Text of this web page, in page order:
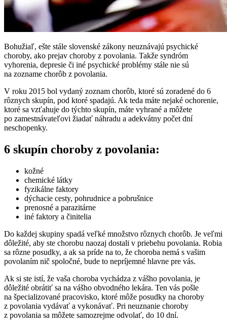
Bohužiaľ, ešte stále slovenské zákony neuznávajú psychické
choroby, ako prejav choroby z povolania. Takže syndróm
vyhorenia, depresie či iné psychické problémy stále nie sú
na zozname chorôb z povolania.
V roku 2015 bol vydaný zoznam chorôb, ktoré sú zoradené do 6
rôznych skupín, pod ktoré spadajú. Ak teda máte nejaké ochorenie,
ktoré sa vzťahuje do týchto skupín, máte vyhrané a môžete
po zamestnávateľovi žiadať náhradu a adekvátny počet dní
neschopenky.
6 skupín choroby z povolania:
kožné
chemické látky
fyzikálne faktory
dýchacie cesty, pohrudnice a pobrušnice
prenosné a parazitárne
iné faktory a činitelia
Do každej skupiny spadá veľké množstvo rôznych chorôb. Je veľmi
dôležité, aby ste chorobu naozaj dostali v priebehu povolania. Robia
sa rôzne posudky, a ak sa príde na to, že choroba nemá s vašim
povolaním nič spoločné, bude to nepríjemné hlavne pre vás.
Ak si ste istí, že vaša choroba vychádza z vášho povolania, je
dôležité obrátiť sa na vášho obvodného lekára. Ten vás pošle
na špecializované pracovisko, ktoré môže posudky na choroby
z povolania vydávať a vykonávať. Pri neuznanie choroby
z povolania sa môžete samozrejme odvolať, do 10 dní.